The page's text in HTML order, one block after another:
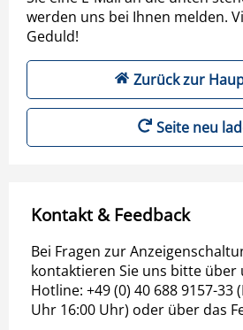
werden uns bei Ihnen melden.
Geduld!
Zurück zur
Seite neu
Kontakt & Feedback
Bei Fragen zur
kontaktieren Sie uns bitte über
Hotline: +49 (0) 40 688 9157-33
Uhr 16:00 Uhr) oder über das